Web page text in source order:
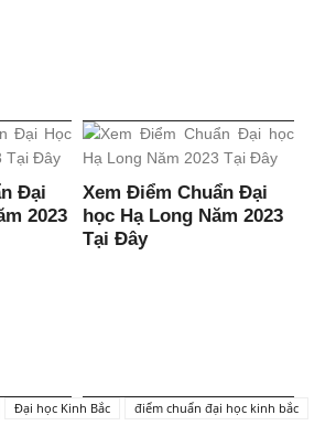
Đại
2023
Xem Điểm Chuẩn Đại
học Hạ Long Năm 2023
Tại Đây
Đại học Kinh Bắc
điểm chuẩn đại học kinh bắc